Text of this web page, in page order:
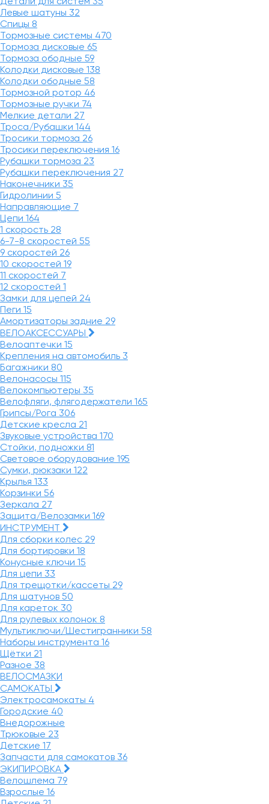
Левые шатуны 32
Спицы 8
Тормозные системы 470
Тормоза дисковые 65
Тормоза ободные 59
Колодки дисковые 138
Колодки ободные 58
Тормозной ротор 46
Тормозные ручки 74
Мелкие детали 27
Троса/Рубашки 144
Тросики тормоза 26
Тросики переключения 16
Рубашки тормоза 23
Рубашки переключения 27
Наконечники 35
Гидролинии 5
Направляющие 7
Цепи 164
1 скорость 28
6-7-8 скоростей 55
9 скоростей 26
10 скоростей 19
11 скоростей 7
12 скоростей 1
Замки для цепей 24
Пеги 15
Амортизаторы задние 29
ВЕЛОАКСЕССУАРЫ
Велоаптечки 15
Крепления на автомобиль 3
Багажники 80
Велонасосы 115
Велокомпьютеры 35
Велофляги, флягодержатели 165
Грипсы/Рога 306
Детские кресла 21
Звуковые устройства 170
Стойки, подножки 81
Световое оборудование 195
Сумки, рюкзаки 122
Крылья 133
Корзинки 56
Зеркала 27
Защита/Велозамки 169
ИНСТРУМЕНТ
Для сборки колес 29
Для бортировки 18
Конусные ключи 15
Для цепи 33
Для трещотки/кассеты 29
Для шатунов 50
Для кареток 30
Для рулевых колонок 8
Мультиключи/Шестигранники 58
Наборы инструмента 16
Щётки 21
Разное 38
ВЕЛОСМАЗКИ
САМОКАТЫ
Электросамокаты 4
Городские 40
Внедорожные
Трюковые 23
Детские 17
Запчасти для самокатов 36
ЭКИПИРОВКА
Велошлема 79
Взрослые 16